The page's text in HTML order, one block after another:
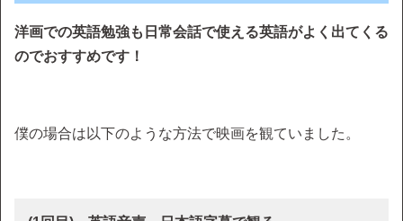
洋画での英語勉強も日常会話で使える英語がよく出てくる
のでおすすめです！
僕の場合は以下のような方法で映画を観ていました。